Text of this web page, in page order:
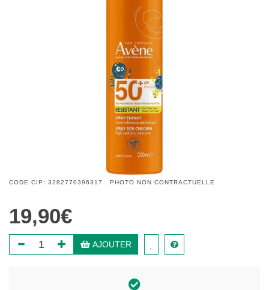
CODE CIP: 3282770396317 PHOTO NON CONTRACTUELLE
19,90€
AJOUTER